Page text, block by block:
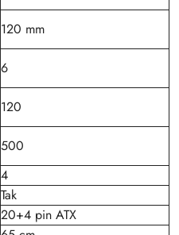
120 mm
6
120
500
4
Tak
20+4 pin ATX